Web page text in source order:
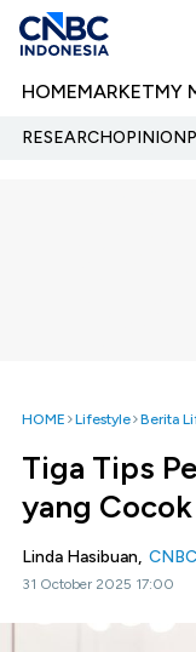
HOMEMARKETMY
RESEARCHOPINION
HOME Lifestyle Berita
Tiga Tips
yang
Linda Hasibuan,
31 October 2025 17:00